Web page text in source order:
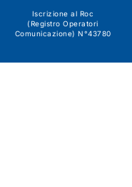
Iscrizione al Roc
(Registro Operatori
Comunicazione) N°43780